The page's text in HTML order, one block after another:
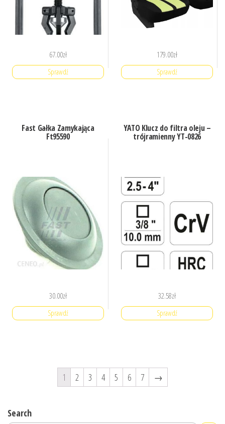
67.00zł
Sprawdź
179.00zł
Sprawdź
Fast Gałka Zamykająca
Ft95590
30.00zł
Sprawdź
YATO Klucz do filtra oleju –
trójramienny YT-0826
32.58zł
Sprawdź
1 2 3 4 5 6 7 →
Search